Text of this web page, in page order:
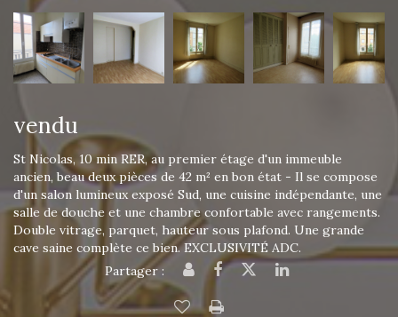
vendu
St Nicolas, 10 min RER, au premier étage d'un immeuble
ancien, beau deux pièces de 42 m² en bon état - Il se compose
d'un salon lumineux exposé Sud, une cuisine indépendante, une
salle de douche et une chambre confortable avec rangements.
Double vitrage, parquet, hauteur sous plafond. Une grande
cave saine complète ce bien. EXCLUSIVITÉ ADC.
Partager :